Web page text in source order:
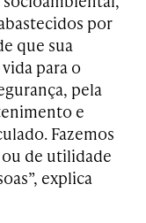
por
que sua
para o
pela
e
Fazemos
de utilidade
explica